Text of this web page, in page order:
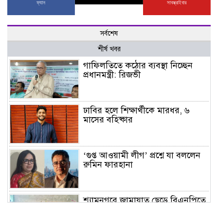
ফ্যান সাবস্ক্রাইবার
সর্বশেষ
শীর্ষ খবর
গাফিলতিতে কঠোর ব্যবস্থা নিচ্ছেন
প্রধানমন্ত্রী: রিজভী
ঢাবির হলে শিক্ষার্থীকে মারধর, ৬
মাসের বহিষ্কার
‘গুপ্ত আওয়ামী লীগ’ প্রশ্নে যা বললেন
রুমিন ফারহানা
শ্যামনগরে জামায়াত ছেড়ে বিএনপিতে